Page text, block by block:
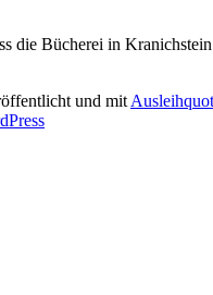
die Bücherei in
und mit